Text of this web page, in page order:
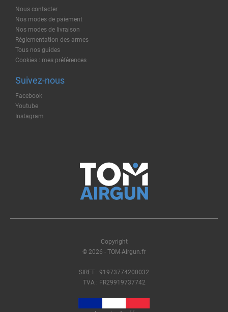
Nous contacter
Nos modes de paiement
Nos modes de livraison
Règlementation des armes
Tous nos guides
Cookies : mes préférences
Suivez-nous
Facebook
Youtube
Instagram
Copyright
© 2026 - TOM-Airgun.fr
SIRET : 91973774200032
TVA : FR29919737742